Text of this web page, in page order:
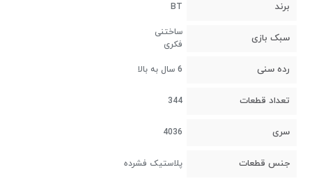
برند BT
سبک بازی
ساختنی
فکری
رده سنی 6 سال به بالا
تعداد قطعات 344
سری 4036
جنس قطعات پلاستیک فشرده